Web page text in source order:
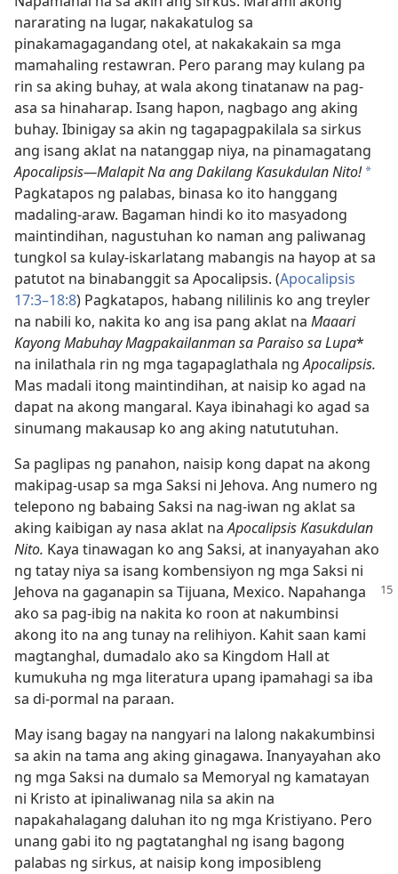
nararating na lugar, nakakatulog sa
pinakamagagandang otel, at nakakakain sa mga
mamahaling restawran. Pero parang may kulang pa
rin sa aking buhay, at wala akong tinatanaw na pag-
asa sa hinaharap. Isang hapon, nagbago ang aking
buhay. Ibinigay sa akin ng tagapagpakilala sa sirkus
ang isang aklat na natanggap niya, na pinamagatang
Apocalipsis​—Malapit Na ang Dakilang Kasukdulan Nito! *
Pagkatapos ng palabas, binasa ko ito hanggang
madaling-araw. Bagaman hindi ko ito masyadong
maintindihan, nagustuhan ko naman ang paliwanag
tungkol sa kulay-iskarlatang mabangis na hayop at sa
patutot na binabanggit sa Apocalipsis. (Apocalipsis
17:3–18:8) Pagkatapos, habang nililinis ko ang treyler
na nabili ko, nakita ko ang isa pang aklat na Maaari
Kayong Mabuhay Magpakailanman sa Paraiso sa Lupa*
na inilathala rin ng mga tagapaglathala ngApocalipsis.
Mas madali itong maintindihan, at naisip ko agad na
dapat na akong mangaral. Kaya ibinahagi ko agad sa
sinumang makausap ko ang aking natututuhan.
Sa paglipas ng panahon, naisip kong dapat na akong
makipag-usap sa mga Saksi ni Jehova. Ang numero ng
telepono ng babaing Saksi na nag-iwan ng aklat sa
aking kaibigan ay nasa aklat naApocalipsis Kasukdulan
Nito. Kaya tinawagan ko ang Saksi, at inanyayahan ako
ng tatay niya sa isang kombensiyon ng mga Saksi ni
Jehova na gaganapin sa Tijuana, Mexico. Napahanga
ako sa pag-ibig na nakita ko roon at nakumbinsi
akong ito na ang tunay na relihiyon. Kahit saan kami
magtanghal, dumadalo ako sa Kingdom Hall at
kumukuha ng mga literatura upang ipamahagi sa iba
sa di-pormal na paraan.
May isang bagay na nangyari na lalong nakakumbinsi
sa akin na tama ang aking ginagawa. Inanyayahan ako
ng mga Saksi na dumalo sa Memoryal ng kamatayan
ni Kristo at ipinaliwanag nila sa akin na
napakahalagang daluhan ito ng mga Kristiyano. Pero
unang gabi ito ng pagtatanghal ng isang bagong
palabas ng sirkus, at naisip kong imposibleng